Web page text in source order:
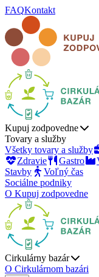
FAQKontakt
Kupuj zodpovedne
Tovary a služby
Všetky tovary a služby
Zdravie
Gastro
Stavby
Voľný čas
Sociálne podniky
O Kupuj zodpovedne
Cirkulárny bazár
O Cirkulárnom bazári